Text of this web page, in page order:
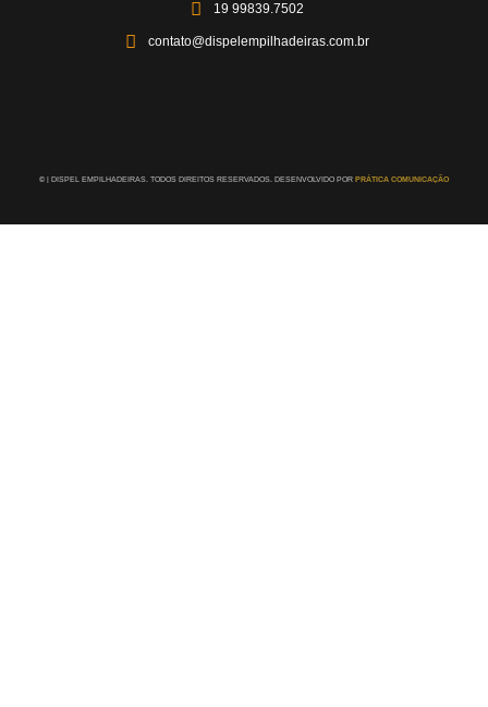
19 99839.7502
contato@dispelempilhadeiras.com.br
© | DISPEL EMPILHADEIRAS. TODOS DIREITOS RESERVADOS. DESENVOLVIDO POR PRÁTICA COMUNICAÇÃO